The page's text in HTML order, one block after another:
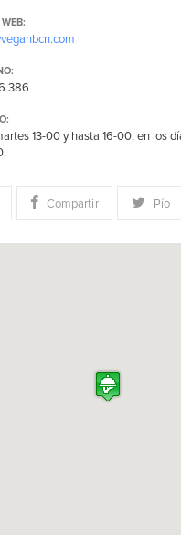
386
13-00 y hasta 16-00, en los
Compartir Pío